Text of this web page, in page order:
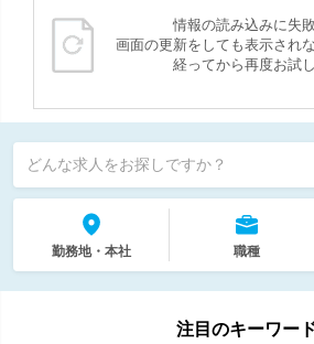
情報の読み込みに失
画面の更新をしても表示され
経ってから再度お試
どんな求人をお探しですか？
勤務地・本社 職種
注目のキーワー